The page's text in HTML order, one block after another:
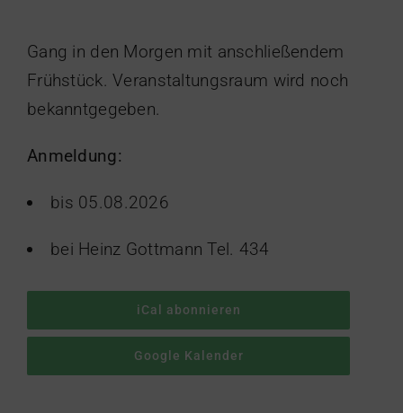
Gang in den Morgen mit anschließendem
Frühstück. Veranstaltungsraum wird noch
bekanntgegeben.
Anmeldung:
bis 05.08.2026
bei Heinz Gottmann Tel. 434
iCal abonnieren
Google Kalender